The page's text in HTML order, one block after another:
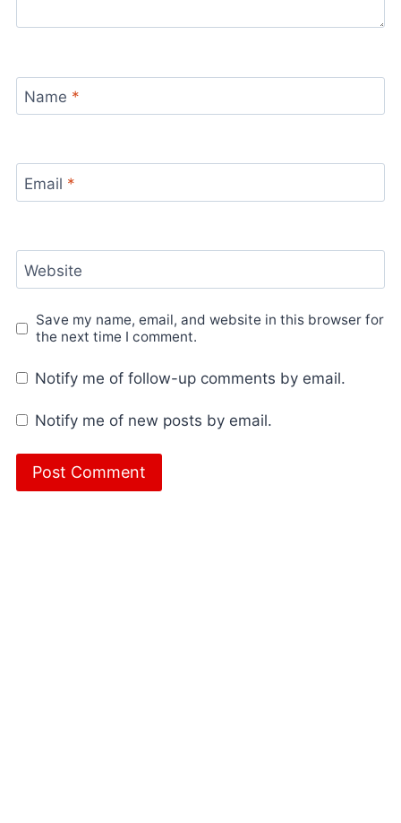
Name *
Email *
Website
Save my name, email, and website in this browser for
the next time I comment.
Notify me of follow-up comments by email.
Notify me of new posts by email.